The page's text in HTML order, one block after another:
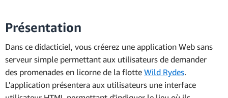
Présentation
Dans ce didacticiel, vous créerez une application Web sans
serveur simple permettant aux utilisateurs de demander
des promenades en licorne de la flotte Wild Rydes.
L'application présentera aux utilisateurs une interface